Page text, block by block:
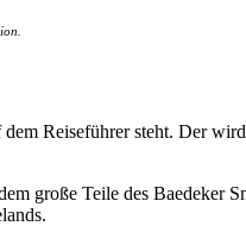
Reiseführer steht. Der
große Teile des